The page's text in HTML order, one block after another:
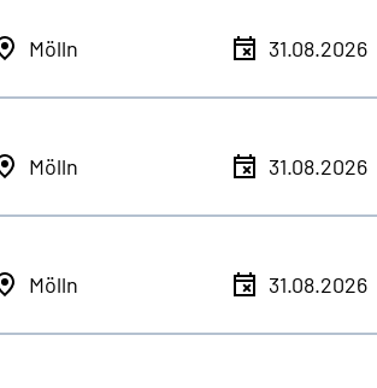
Mölln 31.08.2026
Mölln 31.08.2026
Mölln 31.08.2026